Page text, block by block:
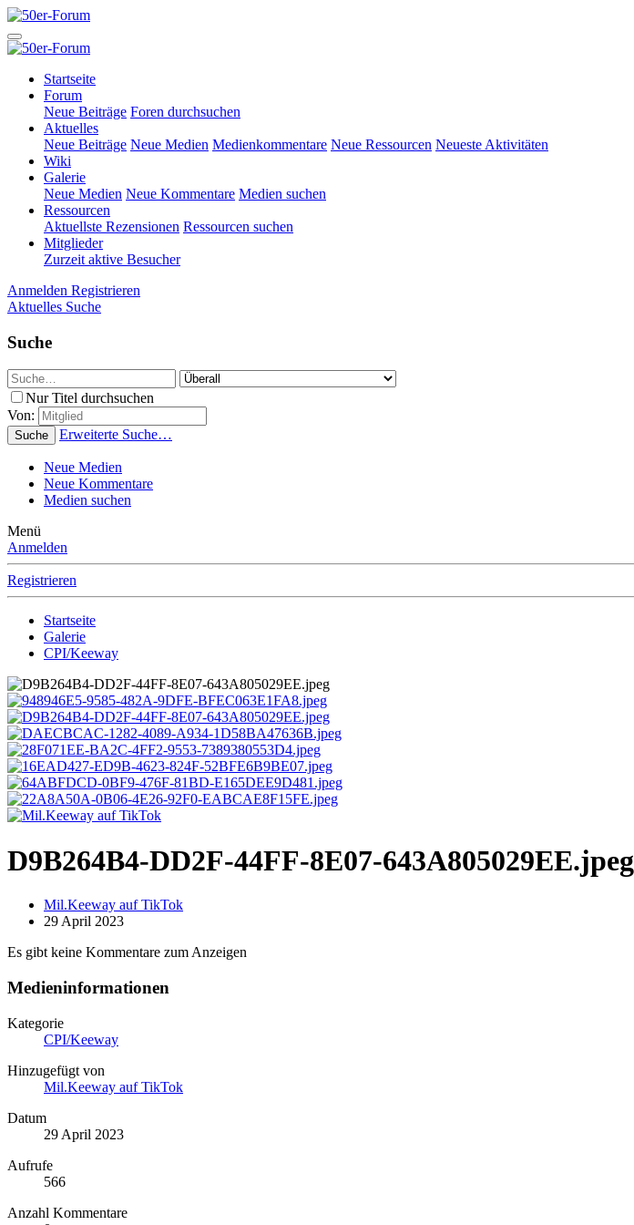
Startseite
Forum
Neue Beiträge Foren durchsuchen
Aktuelles
Neue Beiträge Neue Medien Medienkommentare Neue Ressourcen Neueste Aktivitäten
Wiki
Galerie
Neue Medien Neue Kommentare Medien suchen
Ressourcen
Aktuellste Rezensionen Ressourcen suchen
Mitglieder
Zurzeit aktive Besucher
Anmelden Registrieren
Aktuelles Suche
Suche
Nur Titel durchsuchen
Von:
Suche Erweiterte Suche…
Neue Medien
Neue Kommentare
Medien suchen
Menü
Anmelden
Registrieren
Startseite
Galerie
CPI/Keeway
D9B264B4-DD2F-44FF-8E07-643A805029EE.jpeg
Mil.Keeway auf TikTok
29 April 2023
Es gibt keine Kommentare zum Anzeigen
Medieninformationen
Kategorie
CPI/Keeway
Hinzugefügt von
Mil.Keeway auf TikTok
Datum
29 April 2023
Aufrufe
566
Anzahl Kommentare